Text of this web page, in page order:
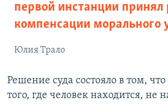
первой инстанции
компенсации морального
Юлия Трало
Решение суда состояло в том,
того, где человек находится, не